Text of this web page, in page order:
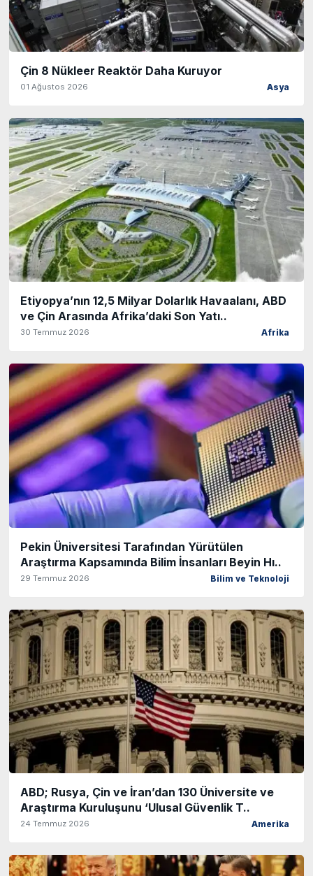
Çin 8 Nükleer Reaktör Daha Kuruyor
01 Ağustos 2026 Asya
Etiyopya’nın 12,5 Milyar Dolarlık Havaalanı, ABD
ve Çin Arasında Afrika’daki Son Yatı..
30 Temmuz 2026 Afrika
Pekin Üniversitesi Tarafından Yürütülen
Araştırma Kapsamında Bilim İnsanları Beyin Hı..
29 Temmuz 2026 Bilim ve Teknoloji
ABD; Rusya, Çin ve İran’dan 130 Üniversite ve
Araştırma Kuruluşunu ‘Ulusal Güvenlik T..
24 Temmuz 2026 Amerika